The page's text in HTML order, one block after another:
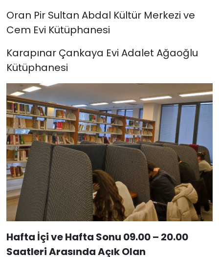
Oran Pir Sultan Abdal Kültür Merkezi ve
Cem Evi Kütüphanesi
Karapınar Çankaya Evi Adalet Ağaoğlu
Kütüphanesi
Hafta İçi ve Hafta Sonu 09.00 – 20.00
Saatleri Arasında Açık Olan